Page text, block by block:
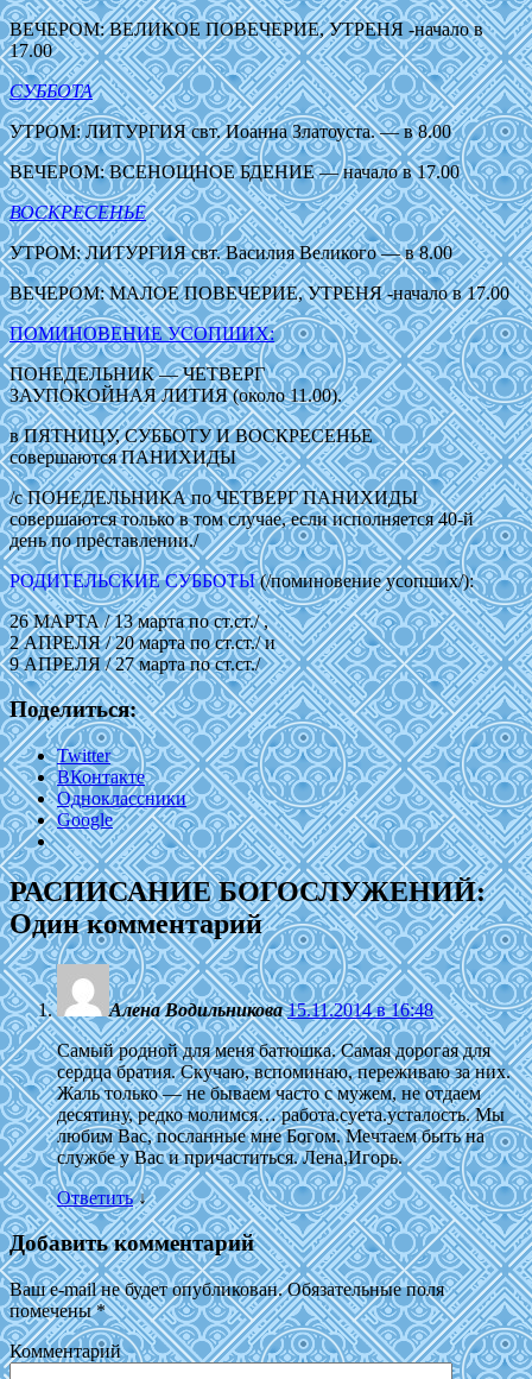
ВЕЧЕРОМ: ВЕЛИКОЕ ПОВЕЧЕРИЕ, УТРЕНЯ -начало в
17.00
СУББОТА
УТРОМ: ЛИТУРГИЯ свт. Иоанна Златоуста. — в 8.00
ВЕЧЕРОМ: ВСЕНОЩНОЕ БДЕНИЕ — начало в 17.00
ВОСКРЕСЕНЬЕ
УТРОМ: ЛИТУРГИЯ свт. Василия Великого — в 8.00
ВЕЧЕРОМ: МАЛОЕ ПОВЕЧЕРИЕ, УТРЕНЯ -начало в 17.00
ПОМИНОВЕНИЕ УСОПШИХ:
ПОНЕДЕЛЬНИК — ЧЕТВЕРГ
ЗАУПОКОЙНАЯ ЛИТИЯ (около 11.00).
в ПЯТНИЦУ, СУББОТУ И ВОСКРЕСЕНЬЕ
совершаются ПАНИХИДЫ
/с ПОНЕДЕЛЬНИКА по ЧЕТВЕРГ ПАНИХИДЫ
совершаются только в том случае, если исполняется 40-й
день по преставлении./
РОДИТЕЛЬСКИЕ СУББОТЫ(/поминовение усопших/):
26 МАРТА / 13 марта по ст.ст./ ,
2 АПРЕЛЯ / 20 марта по ст.ст./ и
9 АПРЕЛЯ / 27 марта по ст.ст./
Поделиться:
Twitter
ВКонтакте
Одноклассники
Google
РАСПИСАНИЕ БОГОСЛУЖЕНИЙ:
Один комментарий
Алена Водильникова 15.11.2014 в 16:48
Самый родной для меня батюшка. Самая дорогая для
сердца братия. Скучаю, вспоминаю, переживаю за них.
Жаль только — не бываем часто с мужем, не отдаем
десятину, редко молимся… работа.суета.усталость. Мы
любим Вас, посланные мне Богом. Мечтаем быть на
службе у Вас и причаститься. Лена,Игорь.
Ответить ↓
Добавить комментарий
Ваш e-mail не будет опубликован.Обязательные поля
помечены*
Комментарий